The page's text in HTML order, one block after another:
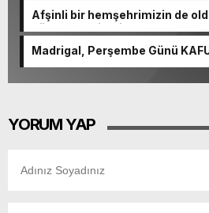
Afşinli bir hemşehrimizin de
güçlenerek ilerliyor.
Madrigal, Perşembe Günü
YORUM YAP